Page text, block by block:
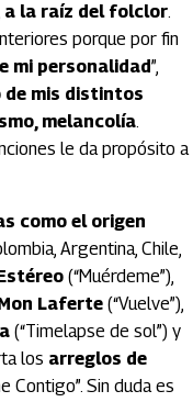
a la raíz del folclor.
porque por fin
mi personalidad”,
de mis distintos
melancolía.
le da propósito a
como el origen
Argentina, Chile,
(“Muérdeme”),
Laferte (“Vuelve”),
(“Timelapse de sol”) y
los arreglos de
Contigo”. Sin duda es